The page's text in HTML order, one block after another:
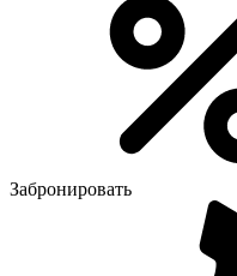
Забронировать